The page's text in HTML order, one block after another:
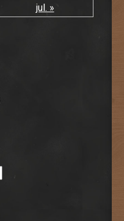
jul. »